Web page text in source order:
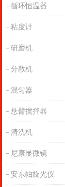
循环恒温器
粘度计
研磨机
分散机
混匀器
悬臂搅拌器
清洗机
尼康显微镜
安东帕旋光仪